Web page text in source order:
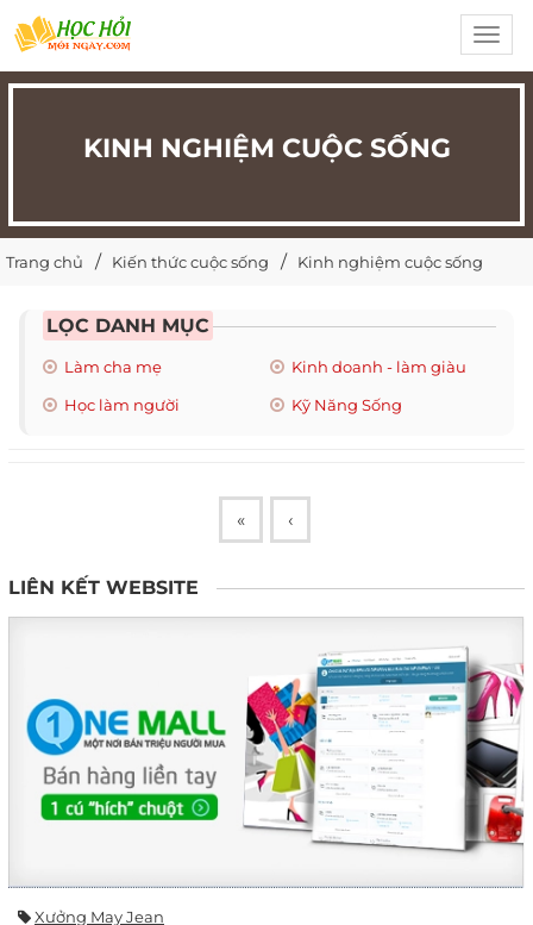
KINH NGHIỆM CUỘC SỐNG
Trang chủ Kiến thức cuộc sống Kinh nghiệm cuộc sống
LỌC DANH MỤC
Làm cha mẹ
Kinh doanh - làm giàu
Học làm người
Kỹ Năng Sống
« ‹
LIÊN KẾT WEBSITE
Xưởng May Jean